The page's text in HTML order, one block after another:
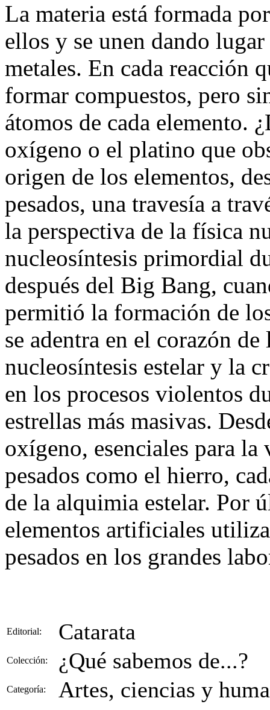
La materia está formada
ellos y se unen dando
metales. En cada reacción
formar compuestos, pero
átomos de cada elemento.
oxígeno o el platino que
origen de los elementos,
pesados, una travesía a
la perspectiva de la física
nucleosíntesis primordial
después del Big Bang,
permitió la formación de
se adentra en el corazón
nucleosíntesis estelar y la
en los procesos violentos
estrellas más masivas.
oxígeno, esenciales para la
pesados como el hierro,
de la alquimia estelar. Por
elementos artificiales
pesados en los grandes
Editorial: Catarata
Colección: ¿Qué sabemos de...?
Categoría:
Artes, ciencias y